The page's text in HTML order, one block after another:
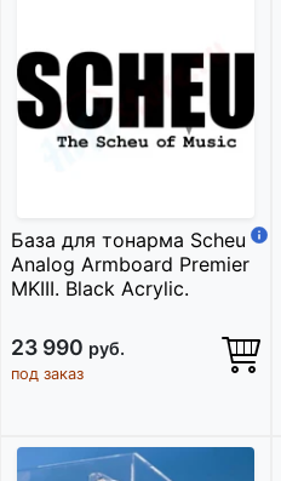
База для тонарма Scheu
Analog Armboard Premier
MKIII. Black Acrylic.
23 990 руб.
под заказ